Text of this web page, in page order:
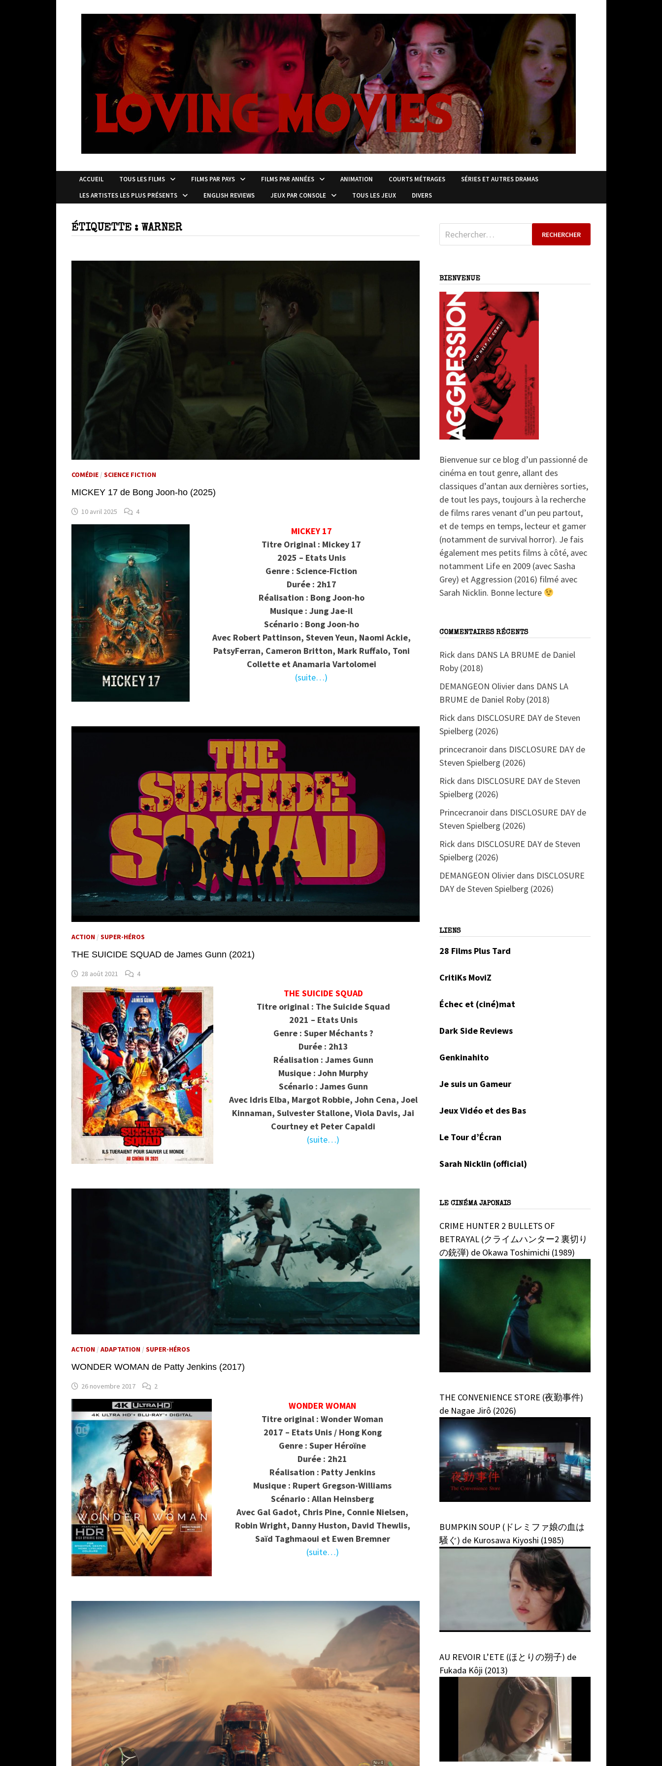
ACCUEIL TOUS LES FILMS FILMS PAR PAYS FILMS PAR ANNÉES ANIMATION COURTS MÉTRAGES
SÉRIES ET AUTRES DRAMAS
LES ARTISTES LES PLUS PRÉSENTS
ENGLISH REVIEWS JEUX PAR CONSOLE TOUS LES JEUX DIVERS
ÉTIQUETTE : WARNER
COMÉDIE /SCIENCE FICTION
MICKEY 17 de Bong Joon-ho (2025)
10 avril 2025 4
MICKEY 17
Titre Original : Mickey 17
2025 – Etats Unis
Genre : Science-Fiction
Durée : 2h17
Réalisation : Bong Joon-ho
Musique : Jung Jae-il
Scénario : Bong Joon-ho
Avec Robert Pattinson, Steven Yeun, Naomi Ackie,
PatsyFerran, Cameron Britton, Mark Ruffalo, Toni
Collette et Anamaria Vartolomei
(suite…)
ACTION /SUPER-HÉROS
THE SUICIDE SQUAD de James Gunn (2021)
28 août 2021 4
THE SUICIDE SQUAD
Titre original : The Suicide Squad
2021 – Etats Unis
Genre : Super Méchants ?
Durée : 2h13
Réalisation : James Gunn
Musique : John Murphy
Scénario : James Gunn
Avec Idris Elba, Margot Robbie, John Cena, Joel
Kinnaman, Sulvester Stallone, Viola Davis, Jai
Courtney et Peter Capaldi
(suite…)
ACTION /ADAPTATION /SUPER-HÉROS
WONDER WOMAN de Patty Jenkins (2017)
26 novembre 2017 2
WONDER WOMAN
Titre original : Wonder Woman
2017 – Etats Unis / Hong Kong
Genre : Super Héroïne
Durée : 2h21
Réalisation : Patty Jenkins
Musique : Rupert Gregson-Williams
Scénario : Allan Heinsberg
Avec Gal Gadot, Chris Pine, Connie Nielsen,
Robin Wright, Danny Huston, David Thewlis,
Saïd Taghmaoui et Ewen Bremner
(suite…)
Rechercher :
BIENVENUE
Bienvenue sur ce blog d’un passionné de
cinéma en tout genre, allant des
classiques d’antan aux dernières sorties,
de tout les pays, toujours à la recherche
de films rares venant d’un peu partout,
et de temps en temps, lecteur et gamer
(notamment de survival horror). Je fais
également mes petits films à côté, avec
notamment Life en 2009 (avec Sasha
Grey) et Aggression (2016) filmé avec
Sarah Nicklin. Bonne lecture
COMMENTAIRES RÉCENTS
Rick dans DANS LA BRUME de Daniel
Roby (2018)
DEMANGEON Olivier dans DANS LA
BRUME de Daniel Roby (2018)
Rick dans DISCLOSURE DAY de Steven
Spielberg (2026)
princecranoir dans DISCLOSURE DAY de
Steven Spielberg (2026)
Rick dans DISCLOSURE DAY de Steven
Spielberg (2026)
Princecranoir dans DISCLOSURE DAY de
Steven Spielberg (2026)
Rick dans DISCLOSURE DAY de Steven
Spielberg (2026)
DEMANGEON Olivier dans DISCLOSURE
DAY de Steven Spielberg (2026)
LIENS
28 Films Plus Tard
CritiKs MoviZ
Échec et (ciné)mat
Dark Side Reviews
Genkinahito
Je suis un Gameur
Jeux Vidéo et des Bas
Le Tour d’Écran
Sarah Nicklin (official)
LE CINÉMA JAPONAIS
CRIME HUNTER 2 BULLETS OF
BETRAYAL (クライムハンター2 裏切り
の銃弾) de Okawa Toshimichi (1989)
THE CONVENIENCE STORE (夜勤事件)
de Nagae Jirô (2026)
BUMPKIN SOUP (ドレミファ娘の血は
騒ぐ) de Kurosawa Kiyoshi (1985)
AU REVOIR L’ETE (ほとりの朔子) de
Fukada Kôji (2013)